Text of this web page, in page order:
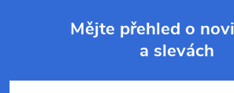
Mějte přehled o
a slevách